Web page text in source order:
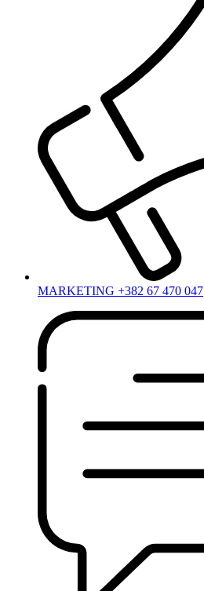
MARKETING +382 67 470 047